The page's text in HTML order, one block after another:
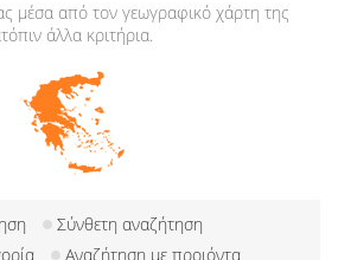
μέσα από τον γεωγραφικό χάρτη της
άλλα κριτήρια.
Σύνθετη αναζήτηση
Αναζήτηση με προιόντα